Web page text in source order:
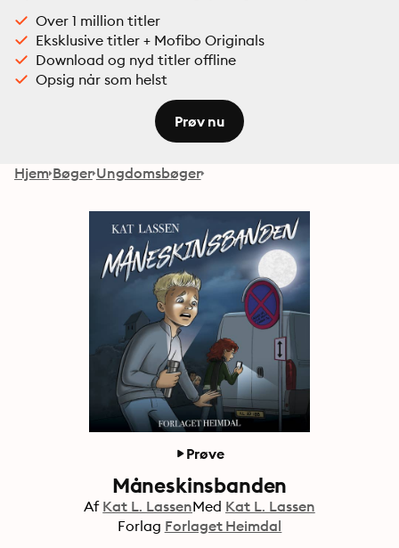
Over 1 million titler
Eksklusive titler + Mofibo Originals
Download og nyd titler offline
Opsig når som helst
Prøv nu
Hjem Bøger Ungdomsbøger
Prøve
Måneskinsbanden
Af Kat L. LassenMed Kat L. Lassen
Forlag Forlaget Heimdal